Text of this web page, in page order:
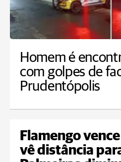
Homem é
com golpes de
Prudentópolis
Flamengo
vê distância